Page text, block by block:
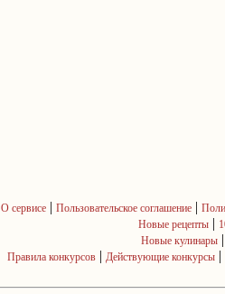
О сервисе| Пользовательское соглашение|
Новые рецепты |
Новые кулинары
Правила конкурсов | Действующие конкурсы |